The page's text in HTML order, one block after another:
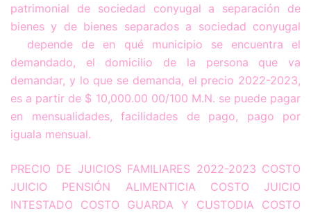
patrimonial de sociedad conyugal a separación de
bienes y de bienes separados a sociedad conyugal
depende de en qué municipio se encuentra el
demandado, el domicilio de la persona que va
demandar, y lo que se demanda, el precio 2022-2023,
es a partir de $ 10,000.00 00/100 M.N. se puede pagar
en mensualidades, facilidades de pago, pago por
iguala mensual.
PRECIO DE JUICIOS FAMILIARES 2022-2023 COSTO
JUICIO PENSIÓN ALIMENTICIA COSTO JUICIO
INTESTADO COSTO GUARDA Y CUSTODIA COSTO